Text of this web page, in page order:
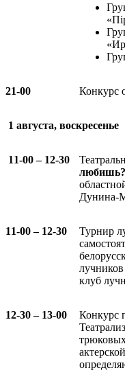
21-00 Конкурс
1 августа, воскресенье
11-00 – 12-30
Дунина-
11-00 – 12-30
Турнир
клуб
12-30 – 13-00
Конкурс